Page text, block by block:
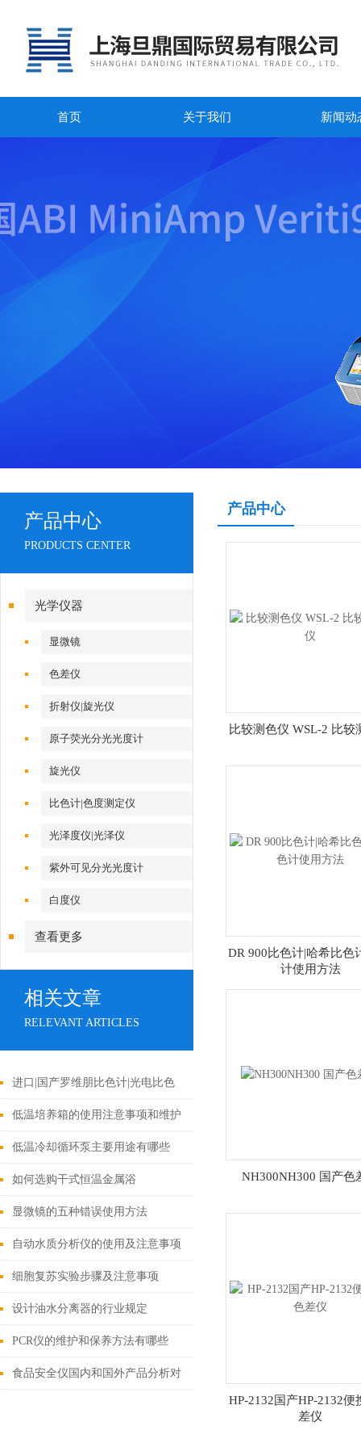
首页 关于我们 新闻动
产品中心
PRODUCTS CENTER
光学仪器
显微镜
色差仪
折射仪|旋光仪
原子荧光分光光度计
旋光仪
比色计|色度测定仪
光泽度仪|光泽仪
紫外可见分光光度计
白度仪
查看更多
相关文章
RELEVANT ARTICLES
进口|国产罗维朋比色计|光电比色
计|目视比色计|色度测定仪上海旦
鼎021-61640167
低温培养箱的使用注意事项和维护
事项
低温冷却循环泵主要用途有哪些
如何选购干式恒温金属浴
显微镜的五种错误使用方法
自动水质分析仪的使用及注意事项
细胞复苏实验步骤及注意事项
设计油水分离器的行业规定
PCR仪的维护和保养方法有哪些
食品安全仪国内和国外产品分析对
产品中心
比较测色仪 WSL-2 比较
DR 900比色计|哈希比色
计使用方法
NH300NH300 国产色
HP-2132国产HP-2132便
差仪